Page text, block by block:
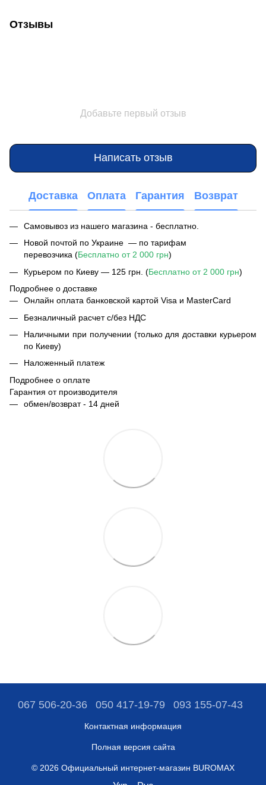
Отзывы
Добавьте первый отзыв
Написать отзыв
Доставка Оплата Гарантия Возврат
Самовывоз из нашего магазина - бесплатно.
Новой почтой по Украине — по тарифам
перевозчика (Бесплатно от 2 000 грн)
Курьером по Киеву — 125 грн. (Бесплатно от 2 000 грн)
Подробнее о доставке
Онлайн оплата банковской картой Visa и MasterCard
Безналичный расчет с/без НДС
Наличными при получении (только для доставки курьером
по Киеву)
Наложенный платеж
Подробнее о оплате
Гарантия от производителя
обмен/возврат - 14 дней
067 506-20-36 050 417-19-79 093 155-07-43
Контактная информация
Полная версия сайта
© 2026 Официальный интернет-магазин BUROMAX